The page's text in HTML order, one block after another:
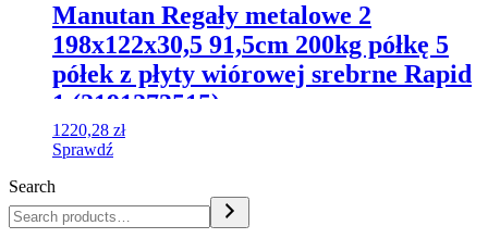
Manutan Regały metalowe 2
198x122x30,5 91,5cm 200kg półkę 5
półek z płyty wiórowej srebrne Rapid
1 (2191273515)
1220,28 zł
Sprawdź
Search